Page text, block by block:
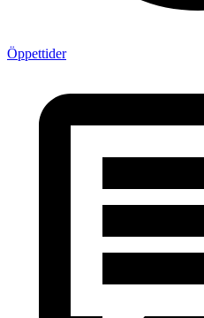
Öppettider